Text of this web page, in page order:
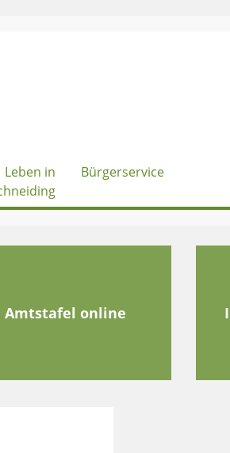
Leben in
Bürgerservice
Amtstafel online